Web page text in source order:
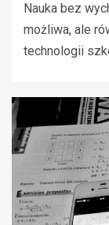
Nauka bez
możliwa, ale
technologii